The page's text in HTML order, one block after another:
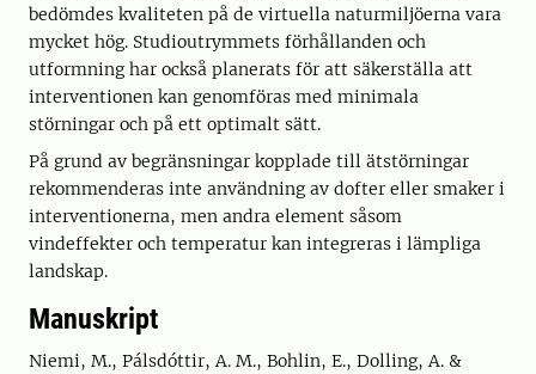
bedömdes kvaliteten på de virtuella naturmiljöerna vara
mycket hög. Studioutrymmets förhållanden och
utformning har också planerats för att säkerställa att
interventionen kan genomföras med minimala
störningar och på ett optimalt sätt.
På grund av begränsningar kopplade till ätstörningar
rekommenderas inte användning av dofter eller smaker i
interventionerna, men andra element såsom
vindeffekter och temperatur kan integreras i lämpliga
landskap.
Manuskript
Niemi, M., Pálsdóttir, A. M., Bohlin, E., Dolling, A. &